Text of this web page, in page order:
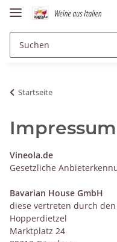
Startseite
Impressum
Vineola.de
Gesetzliche
Bavarian House GmbH
diese vertreten durch
Hopperdietzel
Marktplatz 24